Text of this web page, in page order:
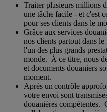
Traiter plusieurs millions
une tâche facile - et c'est
pour ses clients dans le
Grâce aux services
nos clients partout dans
l'un des plus grands
monde. À ce titre, nous
et documents douaniers
moment.
Après un contrôle
votre envoi sont
douanières compétentes.